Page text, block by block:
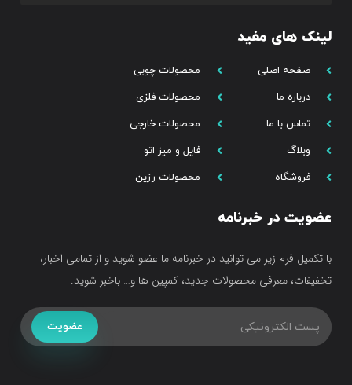
لینک های مفید
صفحه اصلی
درباره ما
تماس با ما
وبلاگ
فروشگاه
محصولات چوبی
محصولات فلزی
محصولات خارجی
فایل و میز اتو
محصولات رزین
عضویت در خبرنامه
با تکمیل فرم زیر می توانید در خبرنامه ما عضو شوید و از تمامی اخبار،
تخفیفات، معرفی محصولات جدید، کمپین ها و… باخبر شوید.
عضویت